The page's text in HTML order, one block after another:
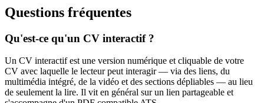
Questions fréquentes
Qu'est-ce qu'un CV interactif ?
Un CV interactif est une version numérique et cliquable de votre
CV avec laquelle le lecteur peut interagir — via des liens, du
multimédia intégré, de la vidéo et des sections dépliables — au lieu
de seulement la lire. Il vit en général sur un lien partageable et